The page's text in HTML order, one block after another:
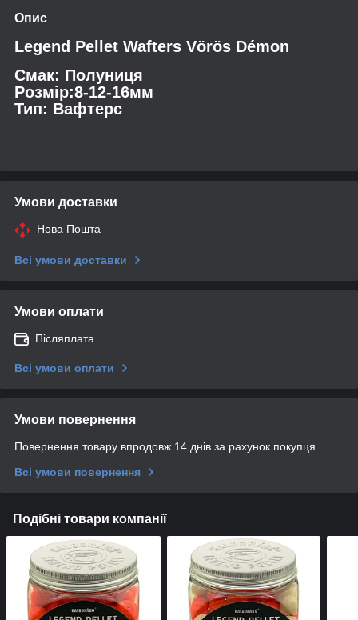
Опис
Legend Pellet Wafters Vörös Démon
Смак: Полуниця
Розмір:8-12-16мм
Тип: Вафтерс
Умови доставки
Нова Пошта
Всі умови доставки
Умови оплати
Післяплата
Всі умови оплати
Умови повернення
Повернення товару впродовж 14 днів за рахунок покупця
Всі умови повернення
Подібні товари компанії